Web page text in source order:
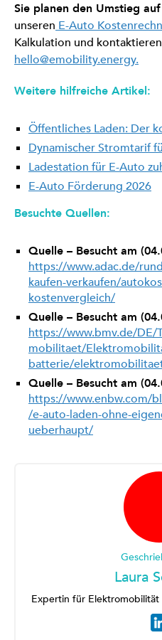
Sie planen den Umstieg
unseren E-Auto
Kalkulation und
hello@emobility.energy.
Weitere hilfreiche Artikel:
Öffentliches Laden: Der
Dynamischer Stromtarif
Ladestation für E-Auto
E-Auto Förderung 2026
Besuchte Quellen:
Quelle – Besucht am
https://www.adac.de/
kaufen-verkaufen/
kostenvergleich/
Quelle – Besucht am
https://www.bmv.de/
mobilitaet/
batterie/
Quelle – Besucht am
https://www.enbw.com/
/e-auto-laden-ohne-
ueberhaupt/
Laura
Expertin für